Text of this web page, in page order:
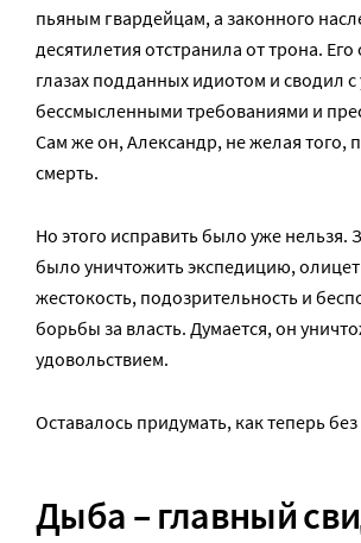
пьяным гвардейцам, а законного
десятилетия отстранила от трона.
глазах подданных идиотом и сводил с
бессмысленными требованиями и
Сам же он, Александр, не желая того,
смерть.
Но этого исправить было уже нельзя.
было уничтожить экспедицию,
жестокость, подозрительность и
борьбы за власть. Думается, он
удовольствием.
Оставалось придумать, как теперь
Дыба – главный